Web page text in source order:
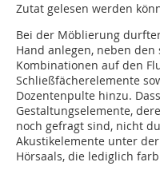
Zutat gelesen werden
Bei der Möblierung
Hand anlegen, neben
Kombina­tionen auf den
Schließfächerelemente
Dozentenpulte hinzu.
Gestaltungselemente,
noch gefragt sind, nicht
Akustikelemente unter
Hörsaals, die lediglich